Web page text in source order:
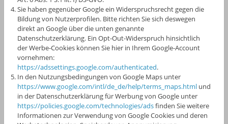
Sie haben gegenüber Google ein Widerspruchsrecht gegen die
Bildung von Nutzerprofilen. Bitte richten Sie sich deswegen
direkt an Google über die unten genannte
Datenschutzerklärung. Ein Opt-Out-Widerspruch hinsichtlich
der Werbe-Cookies können Sie hier in Ihrem Google-Account
vornehmen:
https://adssettings.google.com/authenticated.
In den Nutzungsbedingungen von Google Maps unter
https://www.google.com/intl/de_de/help/terms_maps.htmlund
in der Datenschutzerklärung für Werbung von Google unter
https://policies.google.com/technologies/adsfinden Sie weitere
Informationen zur Verwendung von Google Cookies und deren